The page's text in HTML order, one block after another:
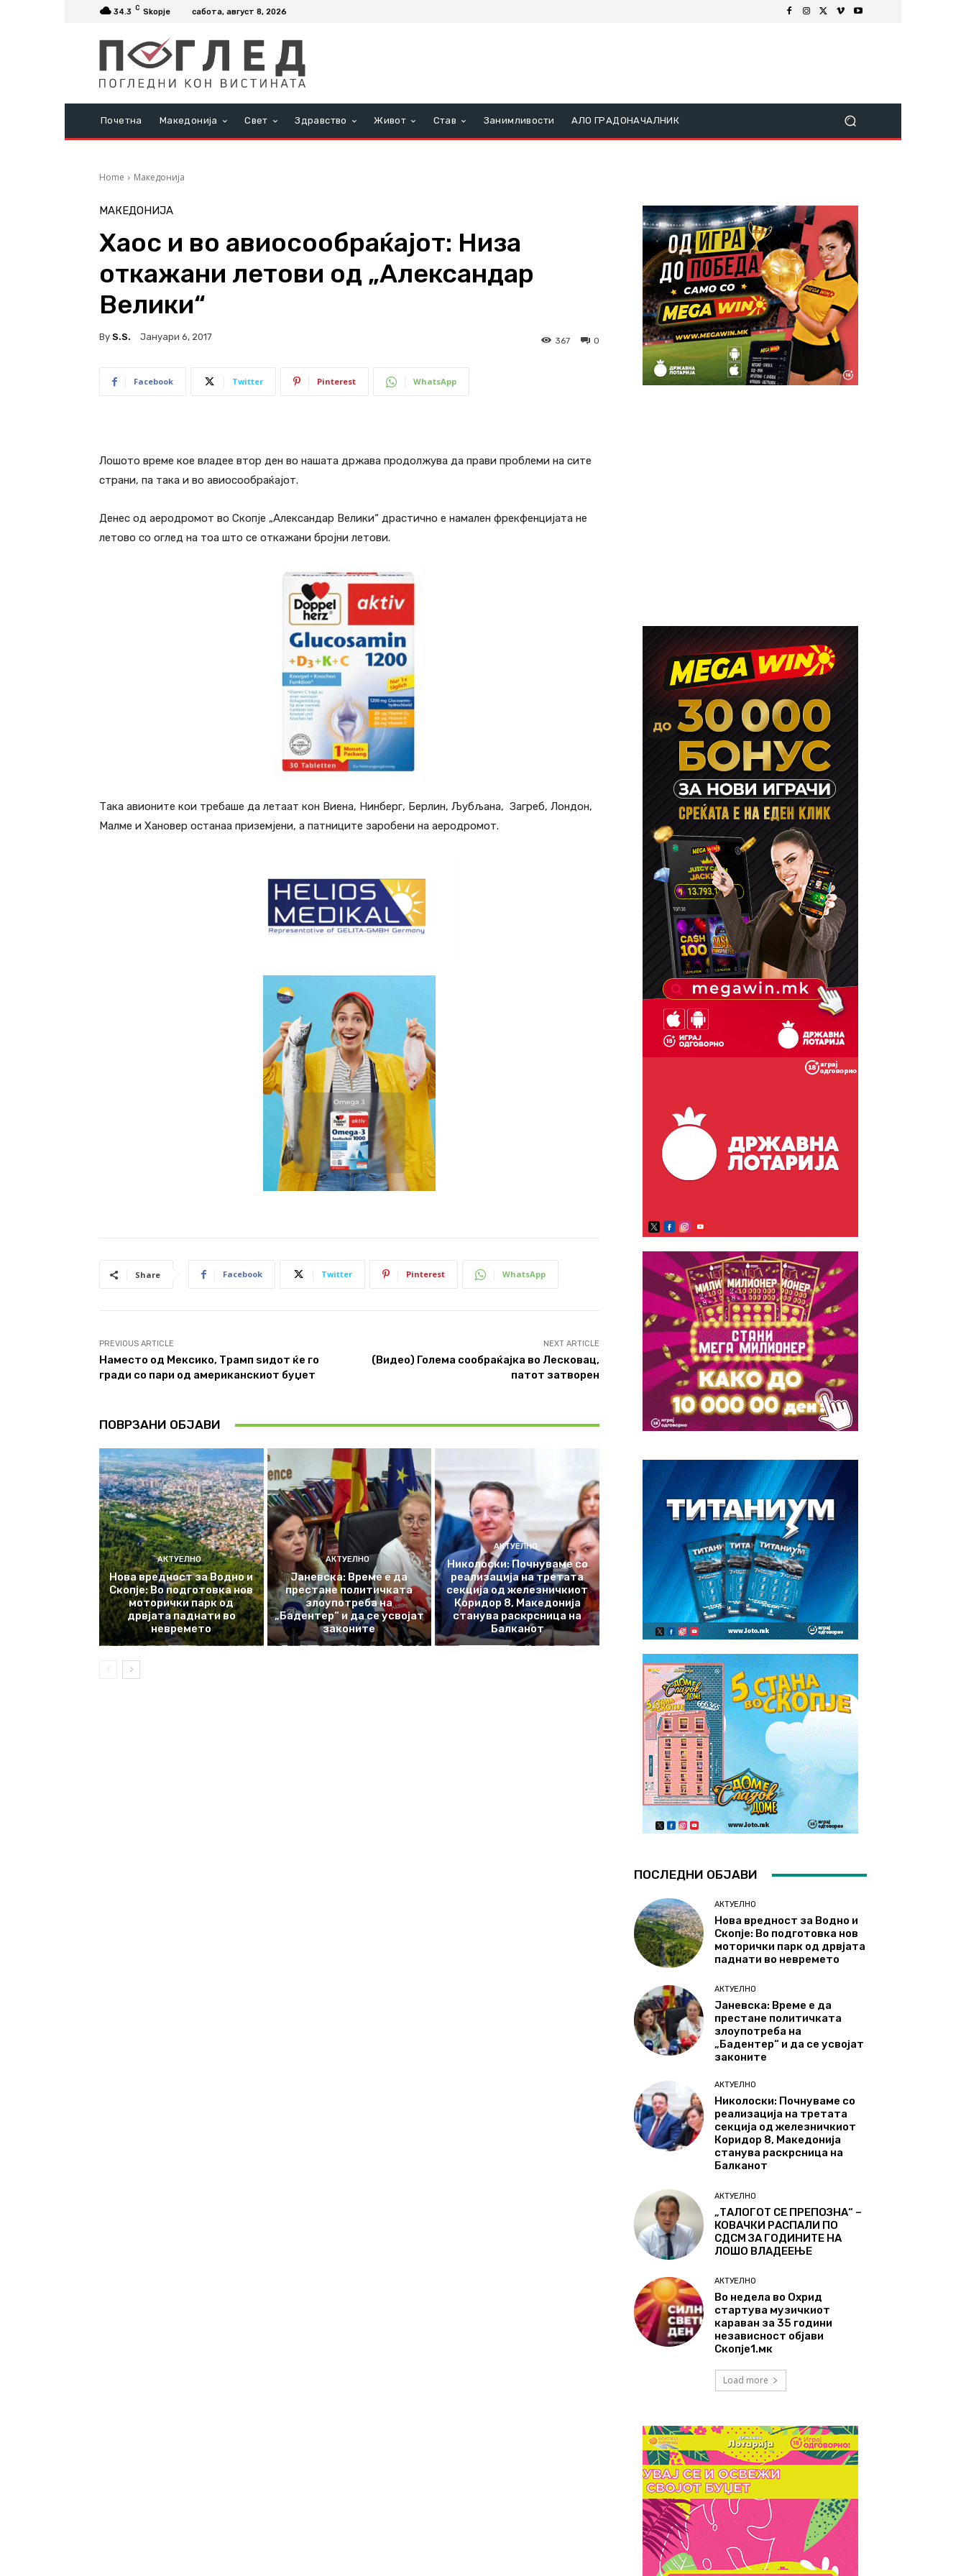
34.3 C Skopje сабота, август 8, 2026
Почетна Македонија Свет Здравство Живот Став Занимливости АЛО ГРАДОНАЧАЛНИК
Home Македонија
МАКЕДОНИЈА
Хаос и во авиосообраќајот: Низа
откажани летови од „Александар
Велики“
By S.s. Јануари 6, 2017 0
367
Facebook Twitter Pinterest WhatsApp
Лошото време кое владее втор ден во нашата држава продолжува да прави проблеми на сите
страни, па така и во авиосообраќајот.
Денес од аеродромот во Скопје „Александар Велики“ драстично е намален фрекфенцијата не
летово со оглед на тоа што се откажани бројни летови.
Така авионите кои требаше да летаат кон Виена, Нинберг, Берлин, Љубљана, Загреб, Лондон,
Малме и Хановер останаа приземјени, а патниците заробени на аеродромот.
Share Facebook Twitter Pinterest WhatsApp
PREVIOUS ARTICLE
Наместо од Мексико, Трамп ѕидот ќе го
гради со пари од американскиот буџет
NEXT ARTICLE
(Видео) Голема сообраќајка во Лесковац,
патот затворен
ПОВРЗАНИ ОБЈАВИ
АКТУЕЛНО
Нова вредност за Водно и
Скопје: Во подготовка нов
моторички парк од
дрвјата паднати во
невремето
АКТУЕЛНО
Јаневска: Време е да
престане политичката
злоупотреба на
„Бадентер“ и да се усвојат
законите
АКТУЕЛНО
Николоски: Почнуваме со
реализација на третата
секција од железничкиот
Коридор 8, Македонија
станува раскрсница на
Балканот
ПОСЛЕДНИ ОБЈАВИ
АКТУЕЛНО
Нова вредност за Водно и
Скопје: Во подготовка нов
моторички парк од дрвјата
паднати во невремето
АКТУЕЛНО
Јаневска: Време е да
престане политичката
злоупотреба на
„Бадентер“ и да се усвојат
законите
АКТУЕЛНО
Николоски: Почнуваме со
реализација на третата
секција од железничкиот
Коридор 8, Македонија
станува раскрсница на
Балканот
АКТУЕЛНО
„ТАЛОГОТ СЕ ПРЕПОЗНА“ –
КОВАЧКИ РАСПАЛИ ПО
СДСМ ЗА ГОДИНИТЕ НА
ЛОШО ВЛАДЕЕЊЕ
АКТУЕЛНО
Во недела во Охрид
стартува музичкиот
караван за 35 години
независност објави
Скопје1.мк
Load more